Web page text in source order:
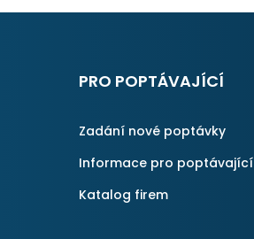
PRO POPTÁVAJÍCÍ
Zadání nové poptávky
Informace pro poptávající
Katalog firem